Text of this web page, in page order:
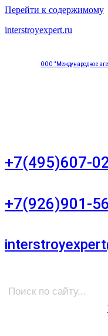
Перейти к содержимому
interstroyexpert.ru
ООО "Международное
+7(495)607-
+7(926)901-